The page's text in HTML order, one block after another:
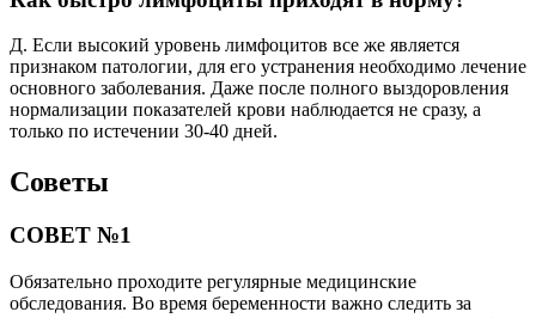
Д. Если высокий уровень лимфоцитов все же является
признаком патологии, для его устранения необходимо лечение
основного заболевания. Даже после полного выздоровления
нормализации показателей крови наблюдается не сразу, а
только по истечении 30-40 дней.
Советы
СОВЕТ №1
Обязательно проходите регулярные медицинские
обследования. Во время беременности важно следить за